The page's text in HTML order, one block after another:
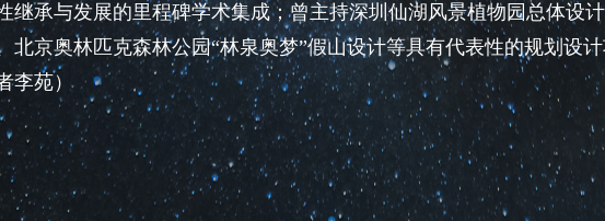
继承与发展的里程碑学术集成；曾主持深圳仙湖风景植物园总体设
北京奥林匹克森林公园“林泉奥梦”假山设计等具有代表性的规划设
李苑）